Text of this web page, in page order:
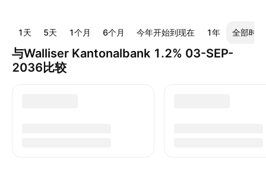
1天 5天 1个月 6个月 今年开始到现在 1年 全部时间
与Walliser Kantonalbank 1.2% 03-SEP-
2036比较